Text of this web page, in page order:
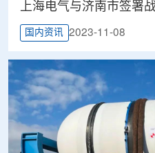
上海电气与济南市签署
国内资讯 2023-11-08